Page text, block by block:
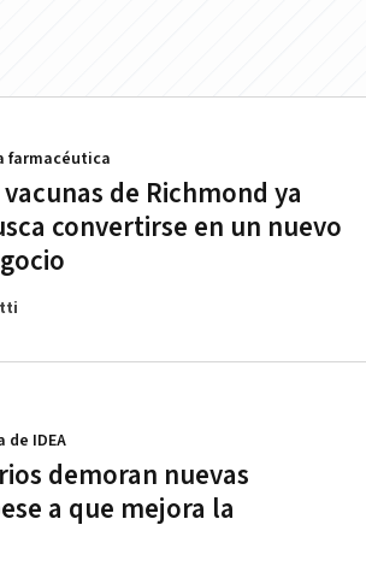
de Richmond ya
convertirse en un nuevo
farmacéutica
demoran nuevas
a que mejora la
de IDEA